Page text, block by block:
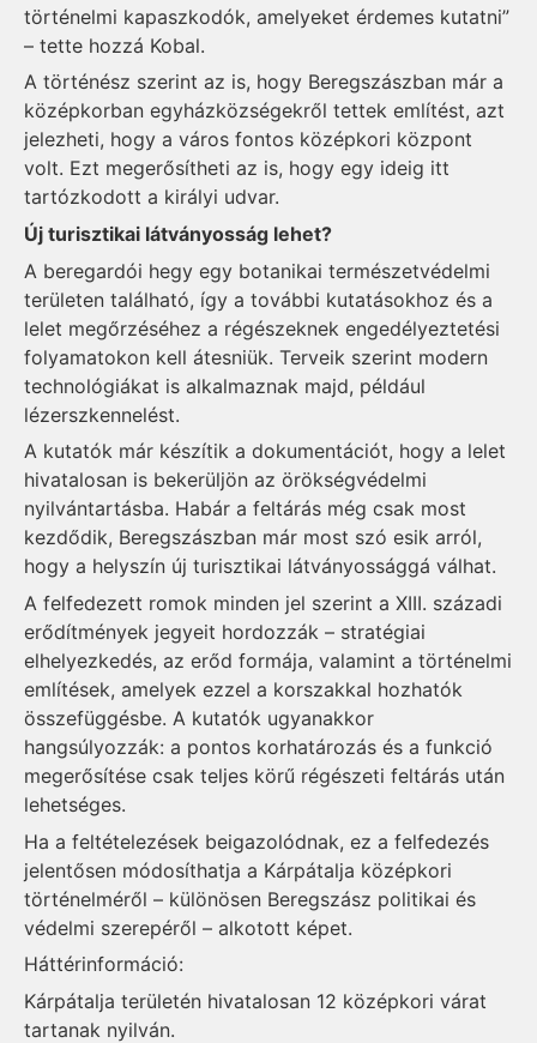
történelmi kapaszkodók, amelyeket érdemes kutatni”
– tette hozzá Kobal.
A történész szerint az is, hogy Beregszászban már a
középkorban egyházközségekről tettek említést, azt
jelezheti, hogy a város fontos középkori központ
volt. Ezt megerősítheti az is, hogy egy ideig itt
tartózkodott a királyi udvar.
Új turisztikai látványosság lehet?
A beregardói hegy egy botanikai természetvédelmi
területen található, így a további kutatásokhoz és a
lelet megőrzéséhez a régészeknek engedélyeztetési
folyamatokon kell átesniük. Terveik szerint modern
technológiákat is alkalmaznak majd, például
lézerszkennelést.
A kutatók már készítik a dokumentációt, hogy a lelet
hivatalosan is bekerüljön az örökségvédelmi
nyilvántartásba. Habár a feltárás még csak most
kezdődik, Beregszászban már most szó esik arról,
hogy a helyszín új turisztikai látványossággá válhat.
A felfedezett romok minden jel szerint a XIII. századi
erődítmények jegyeit hordozzák – stratégiai
elhelyezkedés, az erőd formája, valamint a történelmi
említések, amelyek ezzel a korszakkal hozhatók
összefüggésbe. A kutatók ugyanakkor
hangsúlyozzák: a pontos korhatározás és a funkció
megerősítése csak teljes körű régészeti feltárás után
lehetséges.
Ha a feltételezések beigazolódnak, ez a felfedezés
jelentősen módosíthatja a Kárpátalja középkori
történelméről – különösen Beregszász politikai és
védelmi szerepéről – alkotott képet.
Háttérinformáció:
Kárpátalja területén hivatalosan 12 középkori várat
tartanak nyilván.